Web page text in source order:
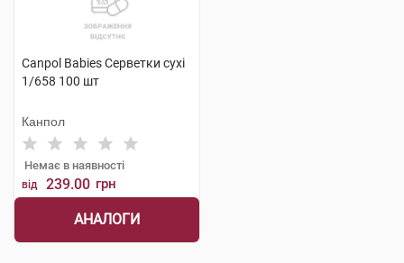
Canpol Babies Серветки сухі
1/658 100 шт
Канпол
Немає в наявності
від 239.00 грн
АНАЛОГИ